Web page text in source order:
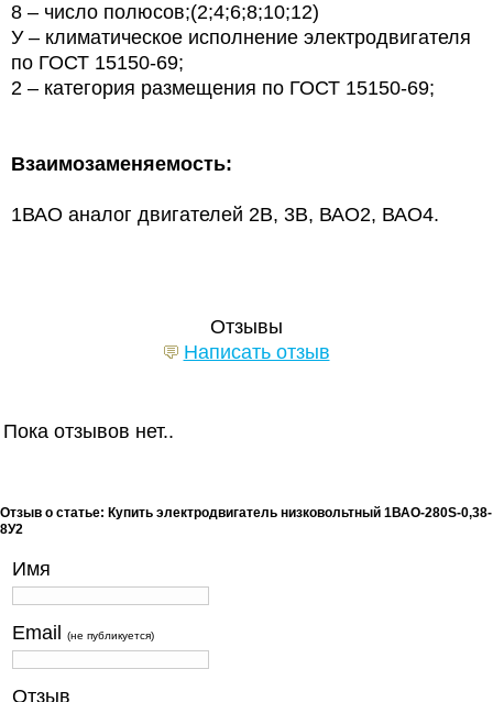
8 – число полюсов;(2;4;6;8;10;12)
У – климатическое исполнение электродвигателя
по ГОСТ 15150-69;
2 – категория размещения по ГОСТ 15150-69;
Взаимозаменяемость:
1ВАО аналог двигателей 2В, 3В, ВАО2, ВАО4.
Отзывы
Написать отзыв
Пока отзывов нет..
Отзыв о статье: Купить электродвигатель низковольтный 1ВАО-280S-0,38-
8У2
Имя
Email (не публикуется)
Отзыв